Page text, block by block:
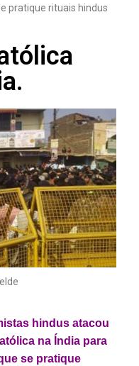
pratique rituais hindus
hindus atacou
na Índia para
se pratique